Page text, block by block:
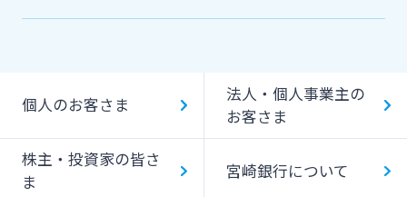
個人のお客さま
法人・個人事業主の
お客さま
株主・投資家の皆さ
ま
宮崎銀行について